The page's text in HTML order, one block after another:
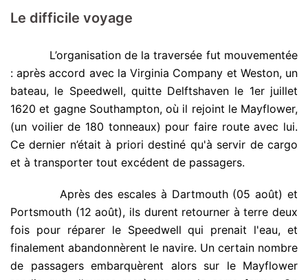
Le difficile voyage
L’organisation de la traversée fut mouvementée
: après accord avec la Virginia Company et Weston, un
bateau, le Speedwell, quitte Delftshaven le 1er juillet
1620 et gagne Southampton, où il rejoint le Mayflower,
(un voilier de 180 tonneaux) pour faire route avec lui.
Ce dernier n’était à priori destiné qu'à servir de cargo
et à transporter tout excédent de passagers.
Après des escales à Dartmouth (05 août) et
Portsmouth (12 août), ils durent retourner à terre deux
fois pour réparer le Speedwell qui prenait l'eau, et
finalement abandonnèrent le navire. Un certain nombre
de passagers embarquèrent alors sur le Mayflower